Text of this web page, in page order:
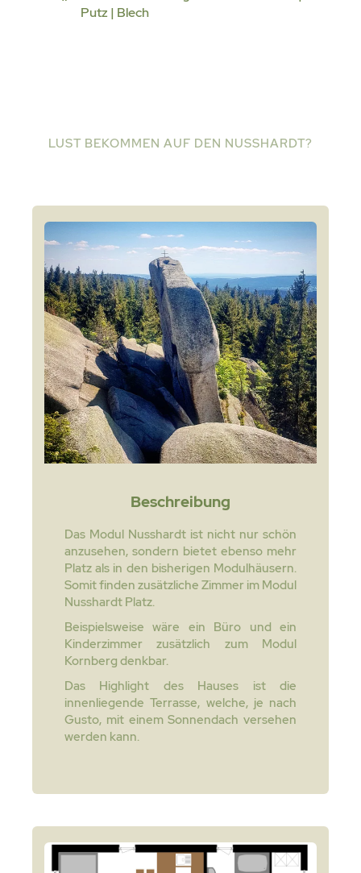
Putz | Blech
LUST BEKOMMEN AUF DEN NUSSHARDT?
Beschreibung
Das Modul Nusshardt ist nicht nur schön
anzusehen, sondern bietet ebenso mehr
Platz als in den bisherigen Modulhäusern.
Somit finden zusätzliche Zimmer im Modul
Nusshardt Platz.
Beispielsweise wäre ein Büro und ein
Kinderzimmer zusätzlich zum Modul
Kornberg denkbar.
Das Highlight des Hauses ist die
innenliegende Terrasse, welche, je nach
Gusto, mit einem Sonnendach versehen
werden kann.